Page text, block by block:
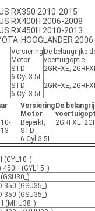
RX350 2010-2015
RX400H 2006-2008
RX450H 2010-2013
HOOGLANDER
Versiering
Motor
De belangrijke
voertuigoptie
STD
6 Cyl 3.5L
2GRFXE;
STD
6 Cyl 3.5L
2GRFXE;
Versiering
Motor
De
Beperkt,
STD
6 Cyl 3.5L
2GRFXE;
(GYL10_)
450H (GYL15_)
350 (GSU35_)
350 (GSU35_)
(MHU38_)